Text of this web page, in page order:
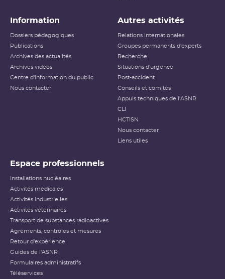
Information
Dossiers pédagogiques
Publications
Archives des actualités
Archives vidéos
Centre d'information du public
Nous contacter
Autres activités
Relations internationales
Groupes permanents d'experts
Recherche
Situations d'urgence
Post-accident
Conseils et comités
Appuis techniques de l'ASNR
CLI
HCTISN
Nous contacter
Liens utiles
Espace professionnels
Installations nucléaires
Activités médicales
Activités industrielles
Activités vétérinaires
Transport de substances radioactives
Agréments, contrôles et mesures
Retour d'expérience
Guides de l'ASNR
Formulaires administratifs
Téléservices